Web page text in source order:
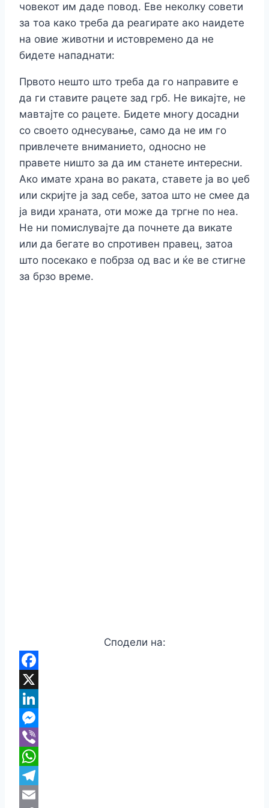
човекот им даде повод. Еве неколку совети
за тоа како треба да реагирате ако наидете
на овие животни и истовремено да не
бидете нападнати:
Првото нешто што треба да го направите е
да ги ставите рацете зад грб. Не викајте, не
мавтајте со рацете. Бидете многу досадни
со своето однесување, само да не им го
привлечете вниманието, односно не
правете ништо за да им станете интересни.
Ако имате храна во раката, ставете ја во џеб
или скријте ја зад себе, затоа што не смее да
ја види храната, оти може да тргне по неа.
Не ни помислувајте да почнете да викате
или да бегате во спротивен правец, затоа
што посекако е побрза од вас и ќе ве стигне
за брзо време.
Сподели на: